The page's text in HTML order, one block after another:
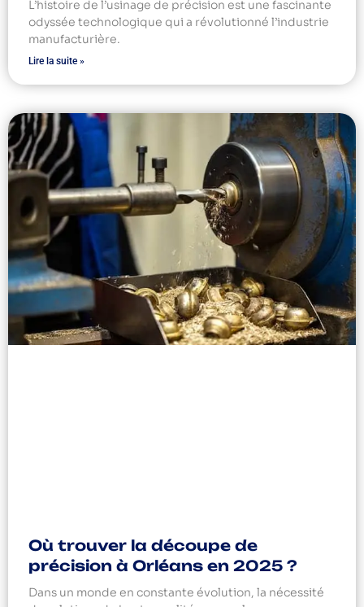
L’histoire de l’usinage de précision est une fascinante
odyssée technologique qui a révolutionné l’industrie
manufacturière.
Lire la suite »
Où trouver la découpe de
précision à Orléans en 2025 ?
Dans un monde en constante évolution, la nécessité